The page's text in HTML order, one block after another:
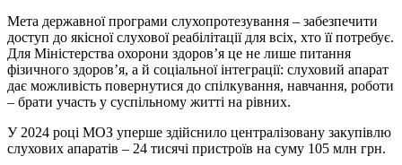
Мета державної програми слухопротезування – забезпечити
доступ до якісної слухової реабілітації для всіх, хто її потребує.
Для Міністерства охорони здоров’я це не лише питання
фізичного здоров’я, а й соціальної інтеграції: слуховий апарат
дає можливість повернутися до спілкування, навчання, роботи
– брати участь у суспільному житті на рівних.
У 2024 році МОЗ уперше здійснило централізовану закупівлю
слухових апаратів – 24 тисячі пристроїв на суму 105 млн грн.